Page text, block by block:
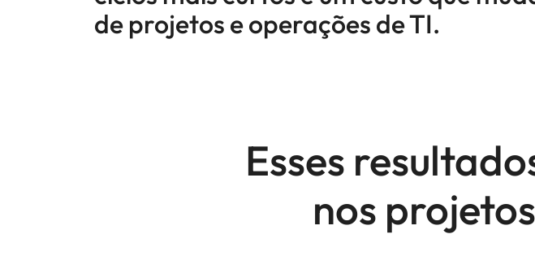
de projetos e operações de TI.
Esses
nos